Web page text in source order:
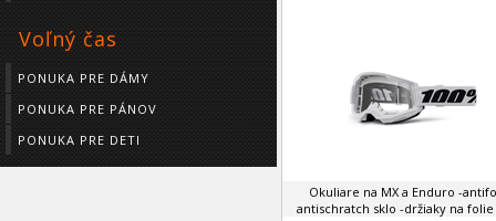
Voľný čas
PONUKA PRE DÁMY
PONUKA PRE PÁNOV
PONUKA PRE DETI
Okuliare na MX a Enduro -
antischratch sklo -držiaky na folie